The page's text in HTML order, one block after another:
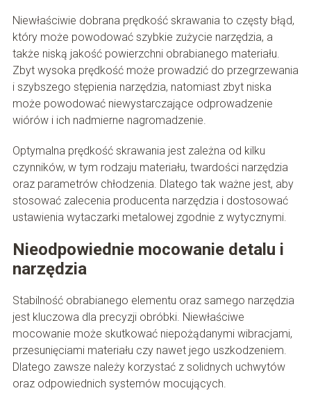
Niewłaściwie dobrana prędkość skrawania to częsty błąd,
który może powodować szybkie zużycie narzędzia, a
także niską jakość powierzchni obrabianego materiału.
Zbyt wysoka prędkość może prowadzić do przegrzewania
i szybszego stępienia narzędzia, natomiast zbyt niska
może powodować niewystarczające odprowadzenie
wiórów i ich nadmierne nagromadzenie.
Optymalna prędkość skrawania jest zależna od kilku
czynników, w tym rodzaju materiału, twardości narzędzia
oraz parametrów chłodzenia. Dlatego tak ważne jest, aby
stosować zalecenia producenta narzędzia i dostosować
ustawienia wytaczarki metalowej zgodnie z wytycznymi.
Nieodpowiednie mocowanie detalu i
narzędzia
Stabilność obrabianego elementu oraz samego narzędzia
jest kluczowa dla precyzji obróbki. Niewłaściwe
mocowanie może skutkować niepożądanymi wibracjami,
przesunięciami materiału czy nawet jego uszkodzeniem.
Dlatego zawsze należy korzystać z solidnych uchwytów
oraz odpowiednich systemów mocujących.